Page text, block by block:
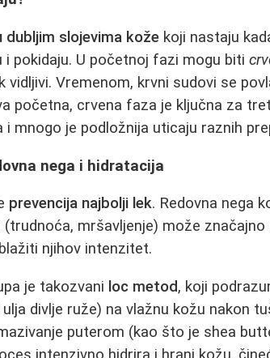
dubljim slojevima kože koji nastaju
i pokidaju. U početnoj fazi mogu biti
vidljivi. Vremenom, krvni sudovi se
početna, crvena faza je ključna za
mnogo je podložnija uticaju raznih
nega i hidratacija
prevencija najbolji lek. Redovna nega
mršavljenje) može
njihov intenzitet.
je takozvani loc metod, koji
divlje ruže) na vlažnu kožu nakon
puterom (kao što je shea